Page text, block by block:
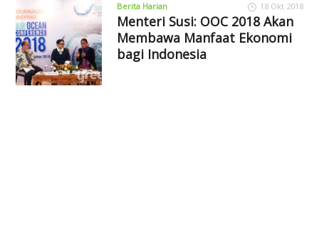
Berita Harian 18 Okt 2018
Menteri Susi: OOC 2018 Akan
Membawa Manfaat Ekonomi
bagi Indonesia